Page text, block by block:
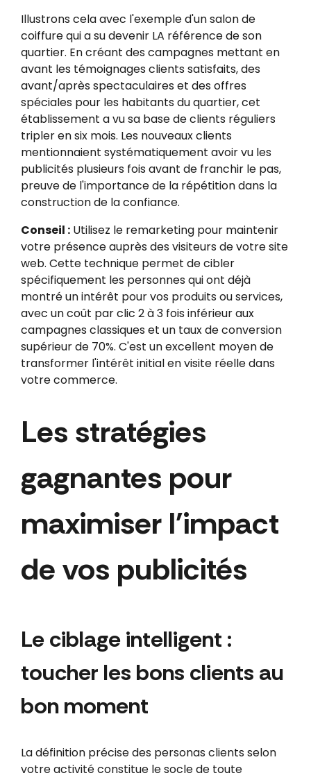
Illustrons cela avec l'exemple d'un salon de
coiffure qui a su devenir LA référence de son
quartier. En créant des campagnes mettant en
avant les témoignages clients satisfaits, des
avant/après spectaculaires et des offres
spéciales pour les habitants du quartier, cet
établissement a vu sa base de clients réguliers
tripler en six mois. Les nouveaux clients
mentionnaient systématiquement avoir vu les
publicités plusieurs fois avant de franchir le pas,
preuve de l'importance de la répétition dans la
construction de la confiance.
Conseil :Utilisez le remarketing pour maintenir
votre présence auprès des visiteurs de votre site
web. Cette technique permet de cibler
spécifiquement les personnes qui ont déjà
montré un intérêt pour vos produits ou services,
avec un coût par clic 2 à 3 fois inférieur aux
campagnes classiques et un taux de conversion
supérieur de 70%. C'est un excellent moyen de
transformer l'intérêt initial en visite réelle dans
votre commerce.
Les stratégies
gagnantes pour
maximiser l'impact
de vos publicités
Le ciblage intelligent :
toucher les bons clients au
bon moment
La définition précise des personas clients selon
votre activité constitue le socle de toute